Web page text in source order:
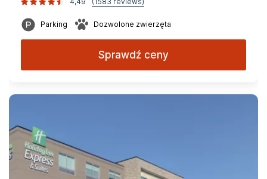
Parking Dozwolone zwierzęta
Sprawdź ceny